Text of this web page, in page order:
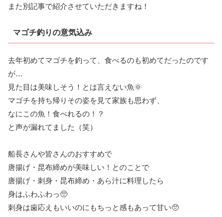
また別記事で紹介させていただきますね！
マゴチ釣りの意気込み
去年初めてマゴチを釣って、食べるのも初めてだったのです
が…
見た目は美味しそう！とは言えない魚🌞
マゴチを持ち帰りその姿を見て家族も思わず、
なにこの魚！食べれるの！？
と声が漏れてました（笑）
船長さんや皆さんのおすすめで
唐揚げ・昆布締めが美味しい！とのことで
唐揚げ・刺身・昆布締め・あら汁に料理したら
身はふわふわっ🥺
刺身は歯応えもいいのにもちっと感もあって甘い🥺